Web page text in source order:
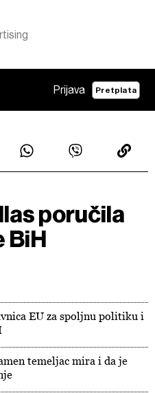
Prijava Pretplata
poručila
BiH
EU za spoljnu politiku i
temeljac mira i da je